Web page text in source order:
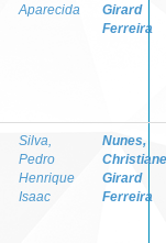
Aparecida
Girard
Ferreira
Silva,
Pedro
Henrique
Isaac
Nunes,
Christiane
Girard
Ferreira